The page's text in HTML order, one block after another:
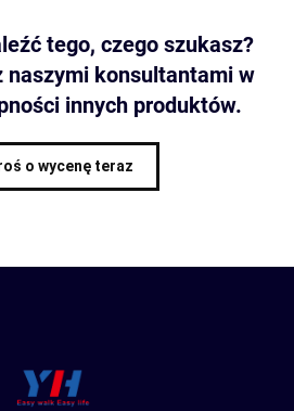
tego, czego szukasz?
naszymi konsultantami w
innych produktów.
o wycenę teraz